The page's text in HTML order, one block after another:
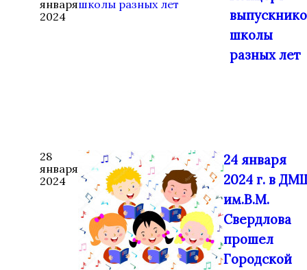
января
2024
школы
разных лет
28
января
2024
24 января
2024 г. в
им.В.М.
Свердлова
прошел
Городской